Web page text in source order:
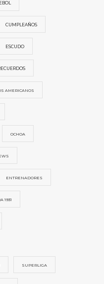
CUMPLEAÑOS
ESCUDO
AMERICANOS
OCHOA
ENTRENADORES
1931
SUPERLIGA